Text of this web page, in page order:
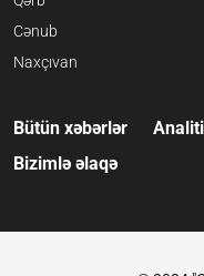
Cənub
Naxçıvan
Bütün xəbərlər
Bizimlə əlaqə